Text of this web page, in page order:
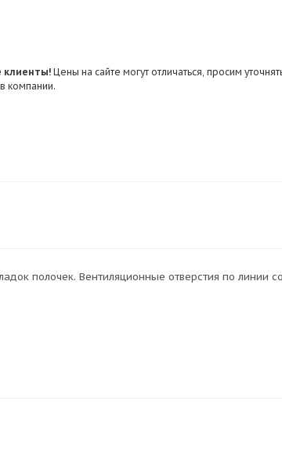
клиенты!Цены на сайте могут отличаться, просим
компании.
полочек. Вентиляционные отверстия по линии